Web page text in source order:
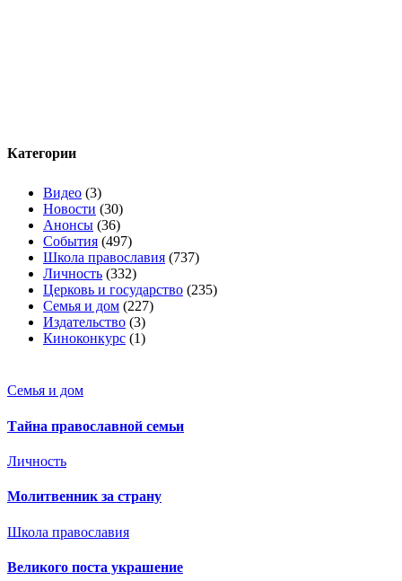
Категории
Видео (3)
Новости (30)
Анонсы (36)
События (497)
Школа православия (737)
Личность (332)
Церковь и государство (235)
Семья и дом (227)
Издательство (3)
Киноконкурс (1)
Семья и дом
Тайна православной семьи
Личность
Молитвенник за страну
Школа православия
Великого поста украшение